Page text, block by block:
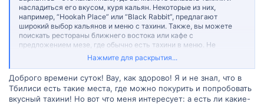
насладиться его вкусом, куря кальян. Некоторые из них,
например, “Hookah Place” или “Black Rabbit”, предлагают
широкий выбор кальянов и меню с тахини. Также, вы можете
поискать рестораны ближнего востока или кафе с
предложением мезе, где обычно есть тахини в меню. Не
забудьте заранее уточнить, предлагают ли они курение внутри
заведения, так как некоторые места имеют отдельные зоны для
наслаждайтесь вкусом тахини!
Нажмите для раскрытия...
Доброго времени суток! Вау, как здорово! Я и не знал, что в
Тбилиси есть такие места, где можно покурить и попробовать
вкусный тахини! Но вот что меня интересует: а есть ли какие-